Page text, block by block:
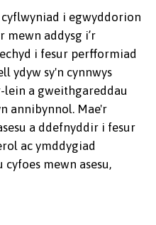
cyflwyniad i egwyddorion
mewn addysg i’r
i fesur perfformiad
ydyw sy'n cynnwys
a gweithgareddau
annibynnol. Mae'r
a ddefnyddir i fesur
ac ymddygiad
mewn asesu,